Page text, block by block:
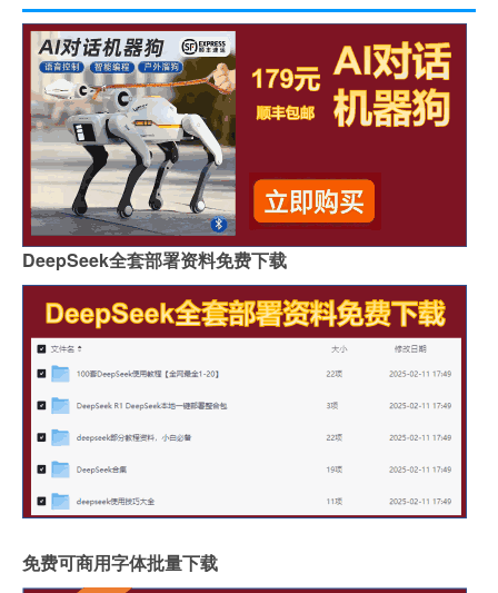
DeepSeek全套部署资料免费下载
免费可商用字体批量下载